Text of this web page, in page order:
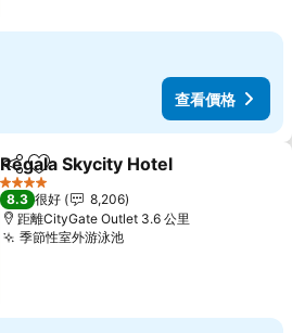
查看價格
分享 放到收藏夾
Regala Skycity Hotel
4 星級
8.3 很好
8,206
距離CityGate Outlet 3.6 公里
季節性室外游泳池查看價格